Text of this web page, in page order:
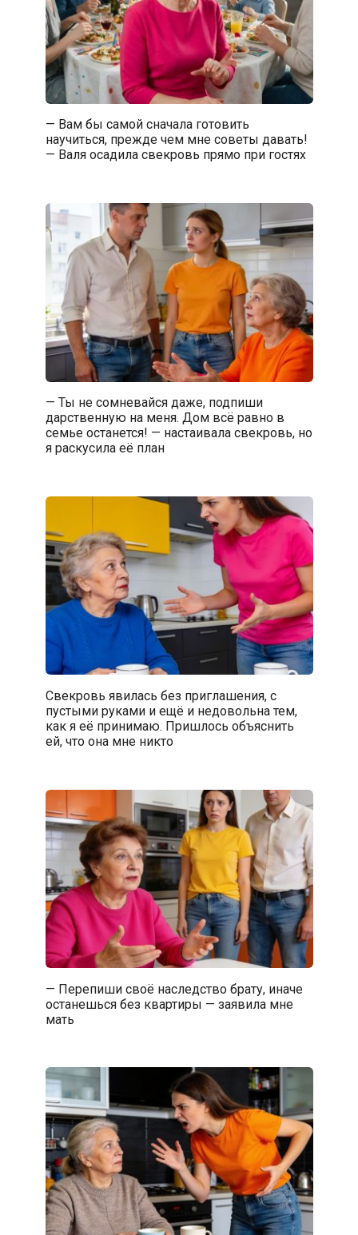
— Вам бы самой сначала готовить
научиться, прежде чем мне советы давать!
— Валя осадила свекровь прямо при гостях
— Ты не сомневайся даже, подпиши
дарственную на меня. Дом всё равно в
семье останется! — настаивала свекровь, но
я раскусила её план
Свекровь явилась без приглашения, с
пустыми руками и ещё и недовольна тем,
как я её принимаю. Пришлось объяснить
ей, что она мне никто
— Перепиши своё наследство брату, иначе
останешься без квартиры — заявила мне
мать